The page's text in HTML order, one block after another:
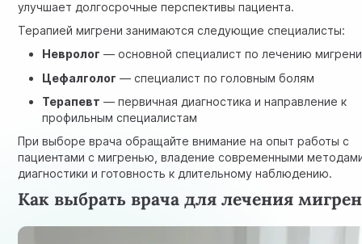
улучшает долгосрочные перспективы пациента.
Терапией мигрени занимаются следующие специалисты:
Невролог — основной специалист по лечению мигрени
Цефалголог — специалист по головным болям
Терапевт — первичная диагностика и направление к
профильным специалистам
При выборе врача обращайте внимание на опыт работы с
пациентами с мигренью, владение современными
диагностики и готовность к длительному наблюдению.
Как выбрать врача для лечения